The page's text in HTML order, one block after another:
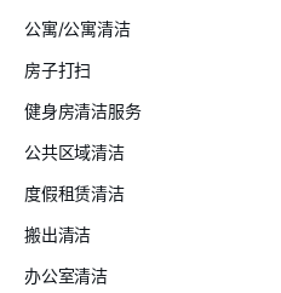
公寓/公寓清洁
房子打扫
健身房清洁服务
公共区域清洁
度假租赁清洁
搬出清洁
办公室清洁